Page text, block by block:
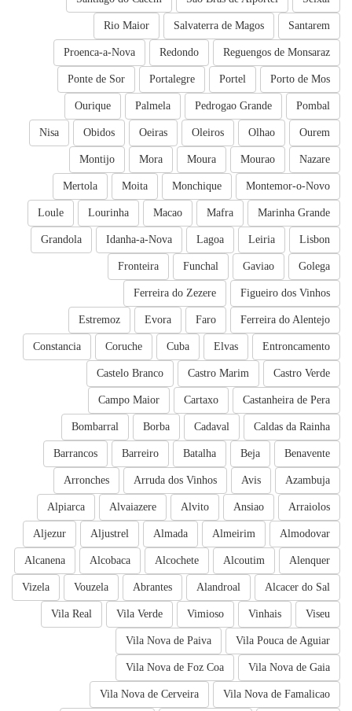
Santarem
Salvaterra de Magos
Rio Maior
Reguengos de Monsaraz
Redondo
Proenca-a-Nova
Porto de Mos
Portel
Portalegre
Ponte de Sor
Pombal
Pedrogao Grande
Palmela
Ourique
Ourem
Olhao
Oleiros
Oeiras
Obidos
Nisa
Nazare
Mourao
Moura
Mora
Montijo
Montemor-o-Novo
Monchique
Moita
Mertola
Marinha Grande
Mafra
Macao
Lourinha
Loule
Lisbon
Leiria
Lagoa
Idanha-a-Nova
Grandola
Golega
Gaviao
Funchal
Fronteira
Figueiro dos Vinhos
Ferreira do Zezere
Ferreira do Alentejo
Faro
Evora
Estremoz
Entroncamento
Elvas
Cuba
Coruche
Constancia
Castro Verde
Castro Marim
Castelo Branco
Castanheira de Pera
Cartaxo
Campo Maior
Caldas da Rainha
Cadaval
Borba
Bombarral
Benavente
Beja
Batalha
Barreiro
Barrancos
Azambuja
Avis
Arruda dos Vinhos
Arronches
Arraiolos
Ansiao
Alvito
Alvaiazere
Alpiarca
Almodovar
Almeirim
Almada
Aljustrel
Aljezur
Alenquer
Alcoutim
Alcochete
Alcobaca
Alcanena
Alcacer do Sal
Alandroal
Abrantes
Vouzela
Vizela
Viseu
Vinhais
Vimioso
Vila Verde
Vila Real
Vila Pouca de Aguiar
Vila Nova de Paiva
Vila Nova de Gaia
Vila Nova de Foz Coa
Vila Nova de Famalicao
Vila Nova de Cerveira